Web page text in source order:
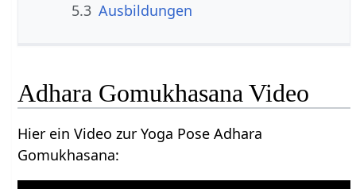
5.3 Ausbildungen
Adhara Gomukhasana Video
Hier ein Video zur Yoga Pose Adhara
Gomukhasana: